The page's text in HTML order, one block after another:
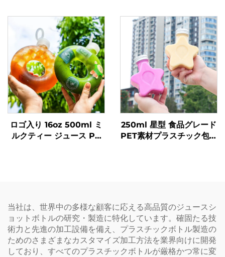
飲料を入れることが可能
創意設計 子どもに人気
ロゴ入り 16oz 500ml ミ
ルクティー ジュース PP
250ml 星型 食品グレード
PET素材プラスチック包装
当社は、世界中の多様な顧客に応える高品質のジュースシ
ョットボトルの研究・製造に特化しています。確固たる技
術力と先進の加工設備を備え、プラスチックボトル製造の
ためのさまざまなカスタマイズ加工方法を業界向けに開発
しており、すべてのプラスチックボトルが厳格かつ常に変